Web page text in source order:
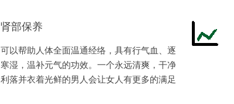
肾部保养
可以帮助人体全面温通经络，具有行气血、逐
寒湿，温补元气的功效。一个永远清爽，干净
利落并衣着光鲜的男人会让女人有更多的满足